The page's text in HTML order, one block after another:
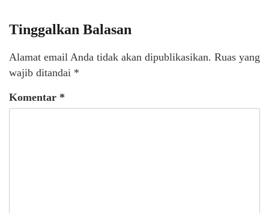
Tinggalkan Balasan
Alamat email Anda tidak akan dipublikasikan. Ruas yang
wajib ditandai *
Komentar *